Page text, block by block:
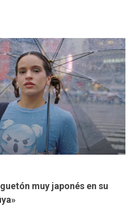
muy japonés en su
ÚLTIMA HORA
benefició a 46
con la entrega de
ÚLTIMA HORA
falta de agua pueden